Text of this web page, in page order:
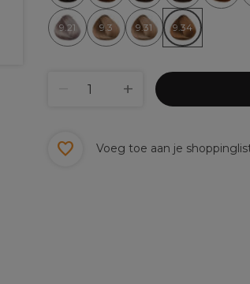
9.21 9.3 9.31 9.34
Voeg toe aan je